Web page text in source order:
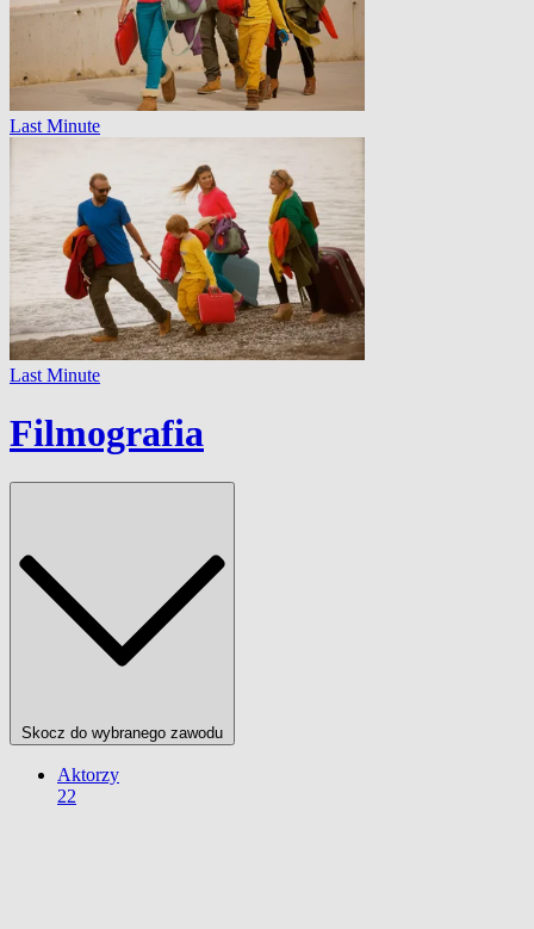
Last Minute
Last Minute
Filmografia
Skocz do wybranego zawodu
Aktorzy
22